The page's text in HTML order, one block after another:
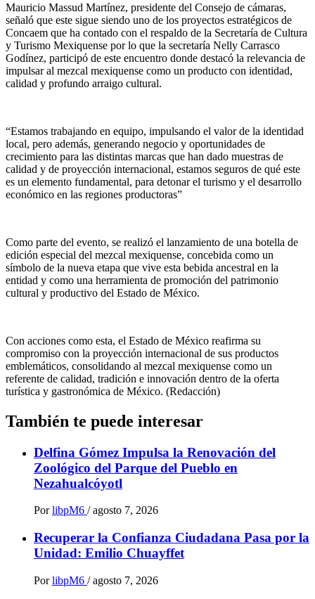
Mauricio Massud Martínez, presidente del Consejo de cámaras,
señaló que este sigue siendo uno de los proyectos estratégicos de
Concaem que ha contado con el respaldo de la Secretaría de Cultura
y Turismo Mexiquense por lo que la secretaría Nelly Carrasco
Godínez, participó de este encuentro donde destacó la relevancia de
impulsar al mezcal mexiquense como un producto con identidad,
calidad y profundo arraigo cultural.
“Estamos trabajando en equipo, impulsando el valor de la identidad
local, pero además, generando negocio y oportunidades de
crecimiento para las distintas marcas que han dado muestras de
calidad y de proyección internacional, estamos seguros de qué este
es un elemento fundamental, para detonar el turismo y el desarrollo
económico en las regiones productoras”
Como parte del evento, se realizó el lanzamiento de una botella de
edición especial del mezcal mexiquense, concebida como un
símbolo de la nueva etapa que vive esta bebida ancestral en la
entidad y como una herramienta de promoción del patrimonio
cultural y productivo del Estado de México.
Con acciones como esta, el Estado de México reafirma su
compromiso con la proyección internacional de sus productos
emblemáticos, consolidando al mezcal mexiquense como un
referente de calidad, tradición e innovación dentro de la oferta
turística y gastronómica de México. (Redacción)
También te puede interesar
Delfina Gómez Impulsa la Renovación del
Zoológico del Parque del Pueblo en
Nezahualcóyotl
Por libpM6 / agosto 7, 2026
Recuperar la Confianza Ciudadana Pasa por la
Unidad: Emilio Chuayffet
Por libpM6 / agosto 7, 2026